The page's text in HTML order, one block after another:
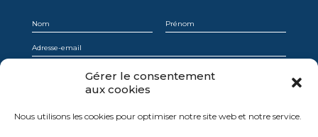
Gérer le consentement
aux cookies
Nous utilisons les cookies pour optimiser notre site web et notre service.
Je comprends qu’en m’abonnant, je choisis explicitement de recevoir la
newsletter et que je peux facilement et à tout moment me désinscrire.